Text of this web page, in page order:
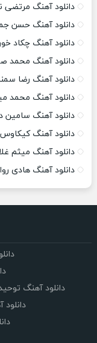
دانلود آهنگ مرتضی
دانلود آهنگ حسن
دانلود آهنگ چکاد
دانلود آهنگ محمد
دانلود آهنگ رضا
دانلود آهنگ محمد
دانلود آهنگ سامین
دانلود آهنگ
دانلود آهنگ میثم
دانلود آهنگ هادی
دانلود آهنگ